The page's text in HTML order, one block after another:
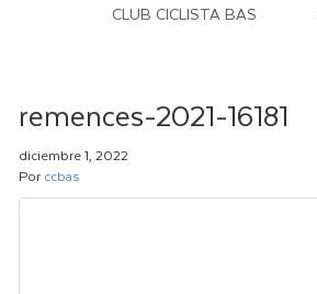
CLUB CICLISTA BAS
remences-2021-16181
diciembre 1, 2022
Por ccbas